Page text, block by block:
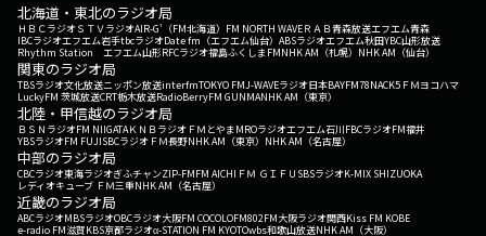
北海道・東北のラジオ局
ＨＢＣラジオＳＴＶラジオAIR-G'（FM北海道） FM NORTH WAVEＲＡＢ青森放送エフエム青森
IBCラジオエフエム岩手tbcラジオDate fm（エフエム仙台） ABSラジオエフエム秋田YBC山形放送
Rhythm Station エフエム山形RFCラジオ福島ふくしまFMNHK AM（札幌） NHK AM（仙台）
関東のラジオ局
TBSラジオ文化放送ニッポン放送interfmTOKYO FMJ-WAVEラジオ日本BAYFM78NACK5 ＦＭヨコハマ
LuckyFM 茨城放送CRT栃木放送RadioBerryFM GUNMANHK AM（東京）
北陸・甲信越のラジオ局
ＢＳＮラジオFM NIIGATAＫＮＢラジオ ＦＭとやまMROラジオエフエム石川FBCラジオFM福井
YBSラジオFM FUJISBCラジオ ＦＭ長野NHK AM（東京） NHK AM（名古屋）
中部のラジオ局
CBCラジオ東海ラジオぎふチャンZIP-FMFM AICHI ＦＭ ＧＩＦＵ SBSラジオK-MIX SHIZUOKA
レディオキューブ ＦＭ三重NHK AM（名古屋）
近畿のラジオ局
ABCラジオMBSラジオOBCラジオ大阪FM COCOLOFM802FM大阪ラジオ関西Kiss FM KOBE
e-radio FM滋賀KBS京都ラジオα-STATION FM KYOTOwbs和歌山放送NHK AM（大阪）